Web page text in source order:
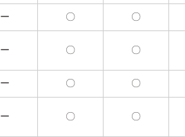
ー 〇 〇
ー 〇 〇
ー 〇 〇
ー 〇 〇